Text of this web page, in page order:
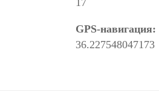
17
GPS-навигация:
36.227548047173